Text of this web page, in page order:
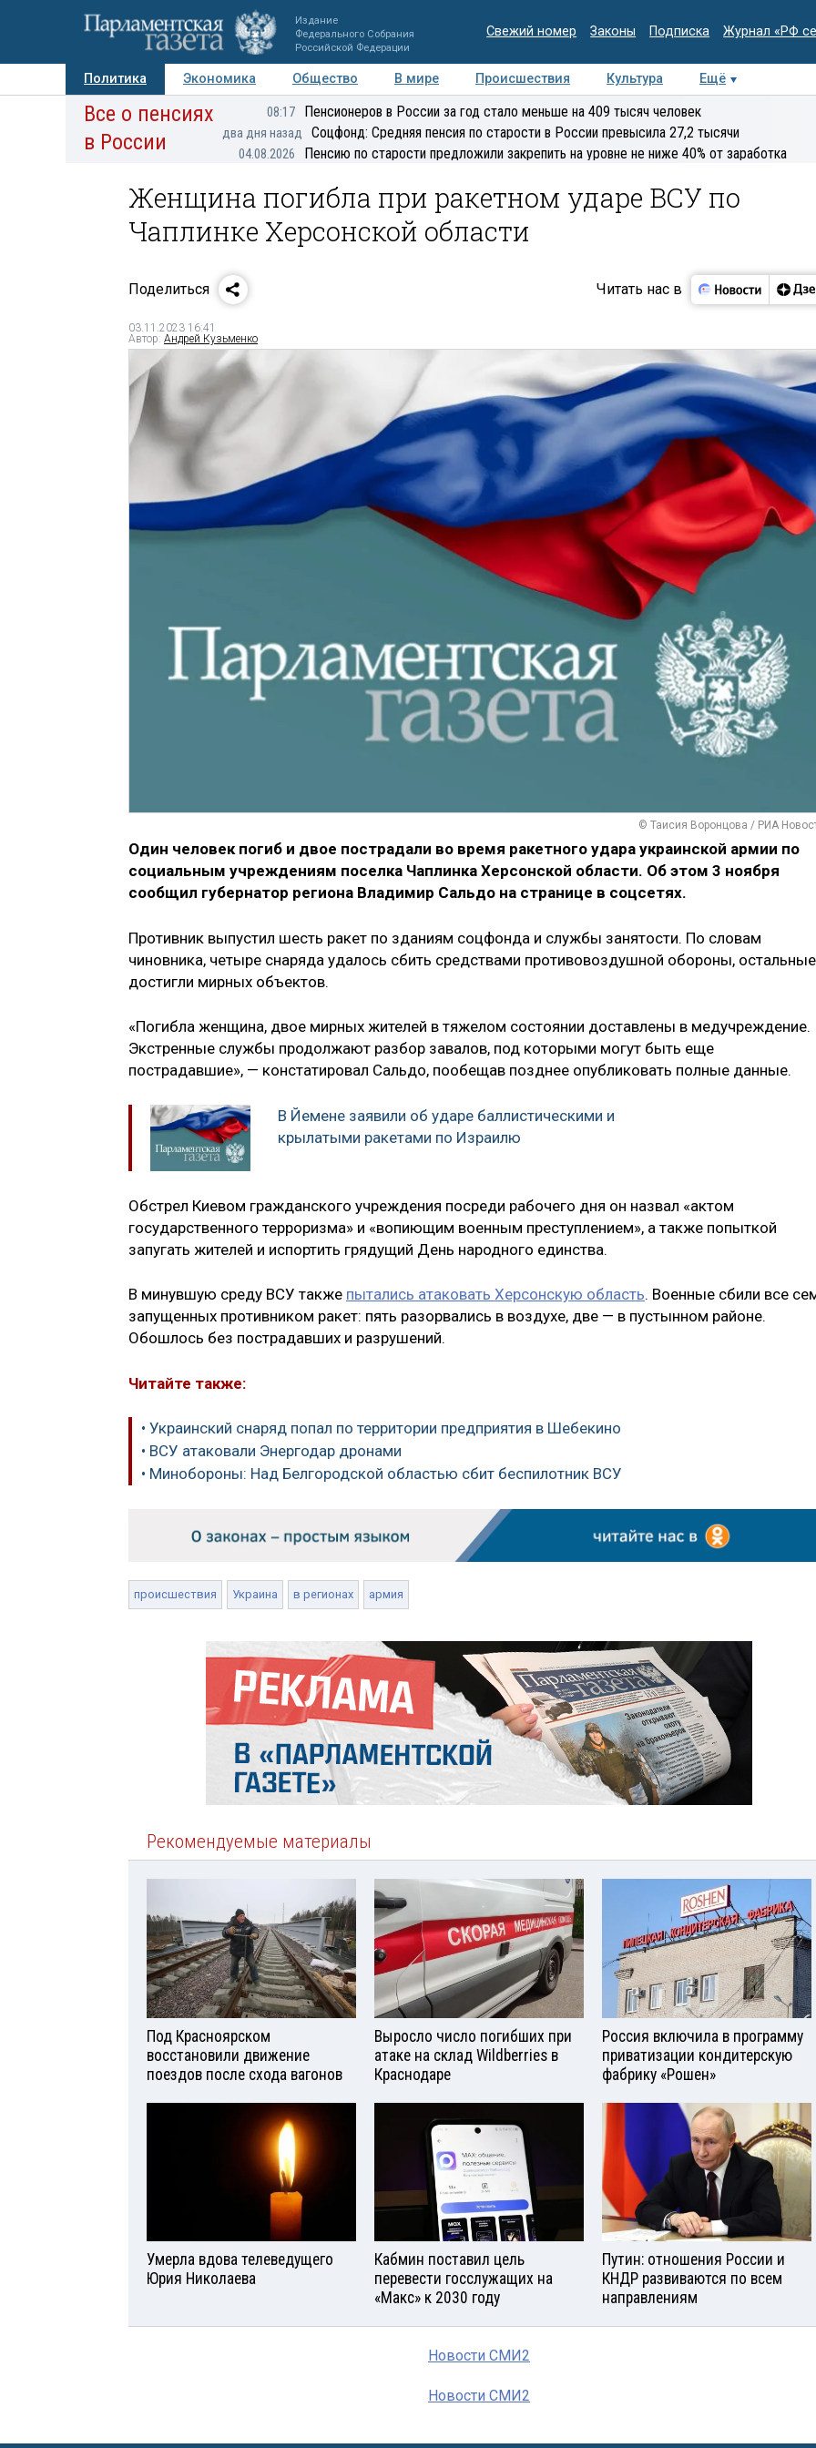
Издание
Федерального Собрания
Российской Федерации
Свежий номер Законы Подписка Журнал «РФ
Политика Экономика Общество В мире Происшествия Культура
Ещё
Авторы Персоны Мнения Регионы Медиацентр Интервью Колумнисты
Все о пенсиях
в России
08:17 Пенсионеров в России за год стало меньше на 409 тысяч человек
два дня назад Соцфонд: Средняя пенсия по старости в России превысила 27,2 тысячи
04.08.2026 Пенсию по старости предложили закрепить на уровне не ниже 40% от заработка
Женщина погибла при ракетном ударе ВСУ по
Чаплинке Херсонской области
Поделиться Читать нас в
03.11.2023 16:41
Автор: Андрей Кузьменко
© Таисия Воронцова / РИА
Один человек погиб и двое пострадали во время ракетного удара украинской армии по
социальным учреждениям поселка Чаплинка Херсонской области. Об этом 3 ноября
сообщил губернатор региона Владимир Сальдо на странице в соцсетях.
Противник выпустил шесть ракет по зданиям соцфонда и службы занятости. По словам
чиновника, четыре снаряда удалось сбить средствами противовоздушной обороны, остальные
достигли мирных объектов.
«Погибла женщина, двое мирных жителей в тяжелом состоянии доставлены в медучреждение.
Экстренные службы продолжают разбор завалов, под которыми могут быть еще
пострадавшие», — констатировал Сальдо, пообещав позднее опубликовать полные данные.
В Йемене заявили об ударе баллистическими и
крылатыми ракетами по Израилю
Обстрел Киевом гражданского учреждения посреди рабочего дня он назвал «актом
государственного терроризма» и «вопиющим военным преступлением», а также попыткой
запугать жителей и испортить грядущий День народного единства.
В минувшую среду ВСУ также пытались атаковать Херсонскую область. Военные сбили все
запущенных противником ракет: пять разорвались в воздухе, две — в пустынном районе.
Обошлось без пострадавших и разрушений.
Читайте также:
• Украинский снаряд попал по территории предприятия в Шебекино
• ВСУ атаковали Энергодар дронами
• Минобороны: Над Белгородской областью сбит беспилотник ВСУ
происшествия Украина в регионах армия
Рекомендуемые материалы
Под Красноярском
восстановили движение
поездов после схода вагонов
Выросло число погибших при
атаке на склад Wildberries в
Краснодаре
Россия включила в программу
приватизации кондитерскую
фабрику «Рошен»
Умерла вдова телеведущего
Юрия Николаева
Кабмин поставил цель
перевести госслужащих на
«Макс» к 2030 году
Путин: отношения России и
КНДР развиваются по всем
направлениям
Новости СМИ2
Новости СМИ2